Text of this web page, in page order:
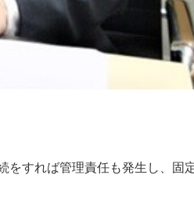
すれば管理責任も発生し、固